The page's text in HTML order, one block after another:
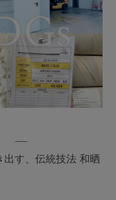
出す、伝統技法 和晒